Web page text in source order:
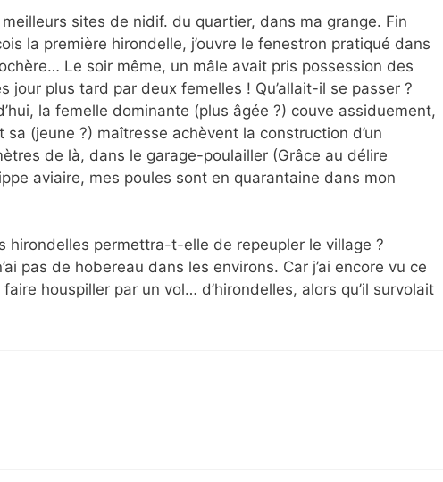
sites de nidif. du quartier, dans ma grange. Fin
la première hirondelle, j’ouvre le fenestron pratiqué dans
Le soir même, un mâle avait pris possession des
jour plus tard par deux femelles ! Qu’allait-il se passer ?
la femelle dominante (plus âgée ?) couve assiduement,
(jeune ?) maîtresse achèvent la construction d’un
de là, dans le garage-poulailler (Grâce au délire
aviaire, mes poules sont en quarantaine dans mon
hirondelles permettra-t-elle de repeupler le village ?
pas de hobereau dans les environs. Car j’ai encore vu ce
houspiller par un vol… d’hirondelles, alors qu’il survolait